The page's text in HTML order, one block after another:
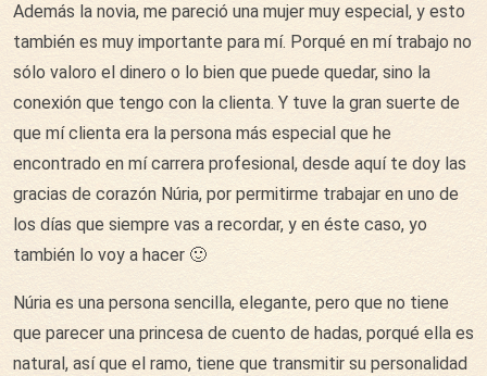
Además la novia, me pareció una mujer muy especial, y esto
también es muy importante para mí. Porqué en mí trabajo no
sólo valoro el dinero o lo bien que puede quedar, sino la
conexión que tengo con la clienta. Y tuve la gran suerte de
que mí clienta era la persona más especial que he
encontrado en mí carrera profesional, desde aquí te doy las
gracias de corazón Núria, por permitirme trabajar en uno de
los días que siempre vas a recordar, y en éste caso, yo
también lo voy a hacer 🙂
Núria es una persona sencilla, elegante, pero que no tiene
que parecer una princesa de cuento de hadas, porqué ella es
natural, así que el ramo, tiene que transmitir su personalidad